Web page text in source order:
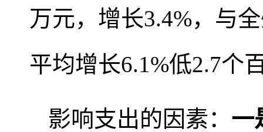
万元，增长3.4%，与
平均增长6.1%低2.7个
影响支出的因素： 一